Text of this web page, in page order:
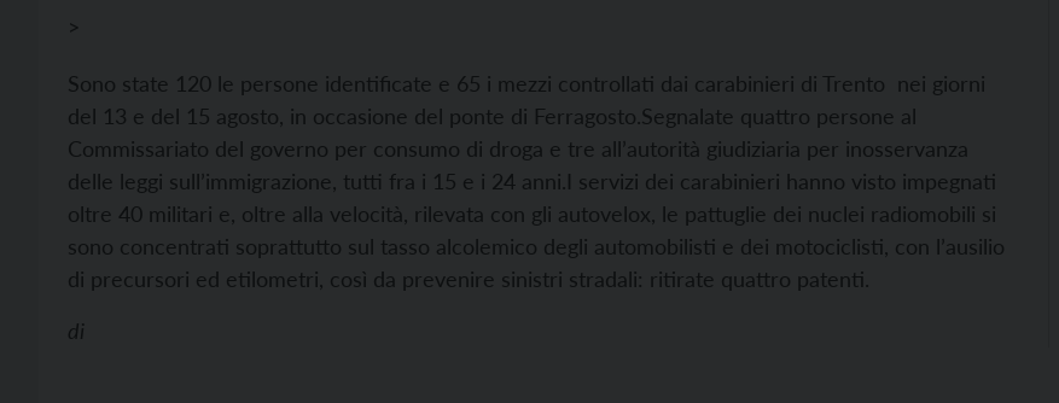
>
Sono state 120 le persone identificate e 65 i mezzi controllati dai carabinieri di Trento nei giorni
del 13 e del 15 agosto, in occasione del ponte di Ferragosto.Segnalate quattro persone al
Commissariato del governo per consumo di droga e tre all’autorità giudiziaria per inosservanza
delle leggi sull’immigrazione, tutti fra i 15 e i 24 anni.I servizi dei carabinieri hanno visto impegnati
oltre 40 militari e, oltre alla velocità, rilevata con gli autovelox, le pattuglie dei nuclei radiomobili si
sono concentrati soprattutto sul tasso alcolemico degli automobilisti e dei motociclisti, con l’ausilio
di precursori ed etilometri, così da prevenire sinistri stradali: ritirate quattro patenti.
di